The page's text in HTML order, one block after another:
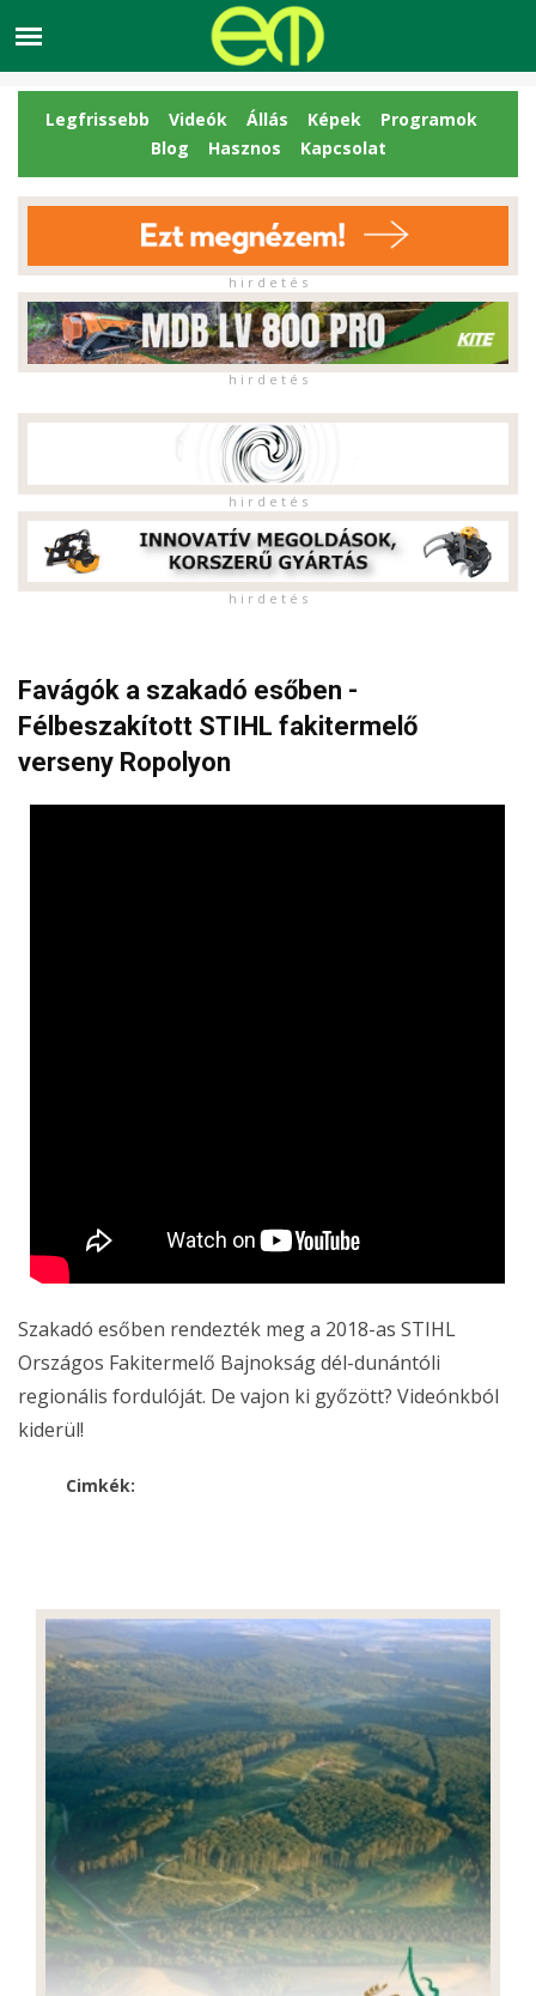
Legfrissebb Videók Állás Képek
Programok
Blog
Hasznos Kapcsolat
h i r d e t é s
h i r d e t é s
h i r d e t é s
h i r d e t é s
Favágók a szakadó esőben -
Félbeszakított STIHL fakitermelő
verseny Ropolyon
Szakadó esőben rendezték meg a 2018-as STIHL
Országos Fakitermelő Bajnokság dél-dunántóli
regionális fordulóját. De vajon ki győzött? Videónkból
kiderül!
Cimkék: